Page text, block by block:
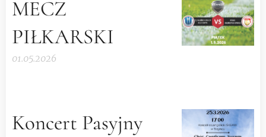
MECZ
PIŁKARSKI
01.05.2026
Koncert Pasyjny